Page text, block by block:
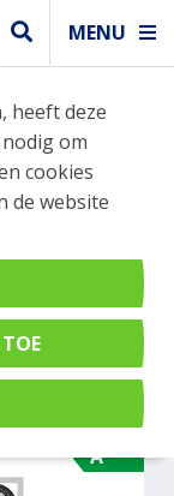
MENU
Wil je je
A
heeft deze
om
cookies
de website